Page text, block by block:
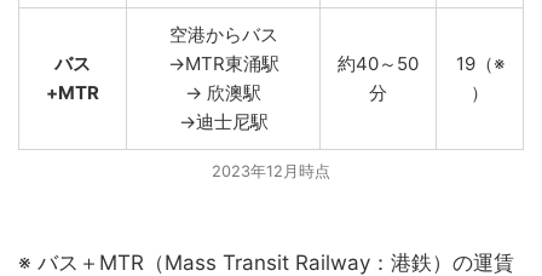
バス
+MTR
空港からバス
→MTR東涌駅
→ 欣澳駅
→迪士尼駅
約40～50
分
19（※
）
2023年12月時点
※ バス＋MTR（Mass Transit Railway：港鉄）の運賃